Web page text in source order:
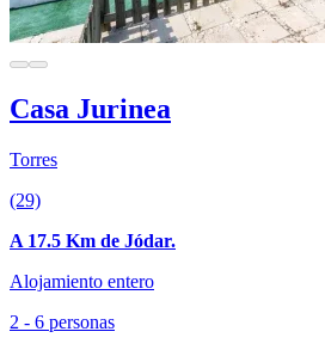
Casa Jurinea
Torres
(29)
A 17.5 Km de Jódar.
Alojamiento entero
2 - 6 personas